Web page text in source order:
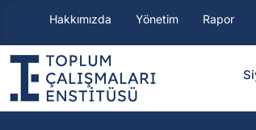
Hakkımızda Yönetim Rapor